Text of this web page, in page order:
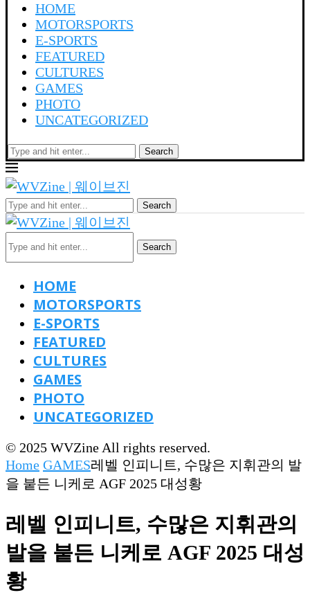
HOME
MOTORSPORTS
E-SPORTS
FEATURED
CULTURES
GAMES
PHOTO
UNCATEGORIZED
Search
Search
Search
HOME
MOTORSPORTS
E-SPORTS
FEATURED
CULTURES
GAMES
PHOTO
UNCATEGORIZED
© 2025 WVZine All rights reserved.
Home GAMES레벨 인피니트, 수많은 지휘관의 발
을 붙든 니케로 AGF 2025 대성황
레벨 인피니트, 수많은 지휘관의
발을 붙든 니케로 AGF 2025 대성
황